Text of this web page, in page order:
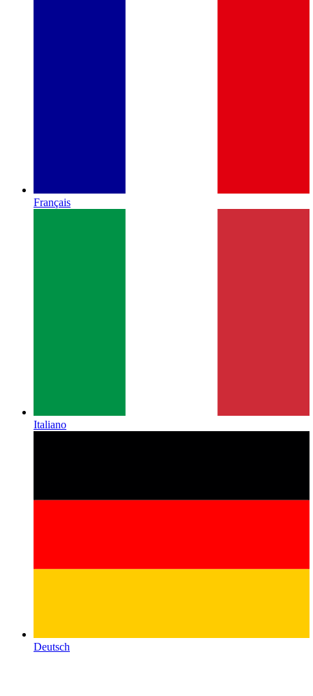
Français
Italiano
Deutsch